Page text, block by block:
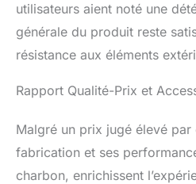
utilisateurs aient noté une
générale du produit reste
résistance aux éléments
Rapport Qualité-Prix et
Malgré un prix jugé élevé
fabrication et ses
charbon, enrichissent